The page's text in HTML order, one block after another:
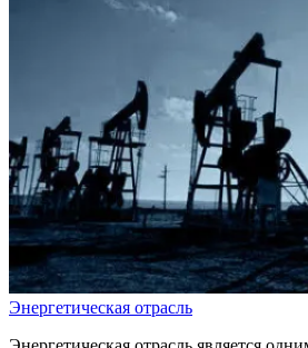
Энергетическая отрасль